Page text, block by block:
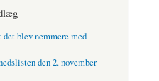
det blev nemmere med
den 2. november